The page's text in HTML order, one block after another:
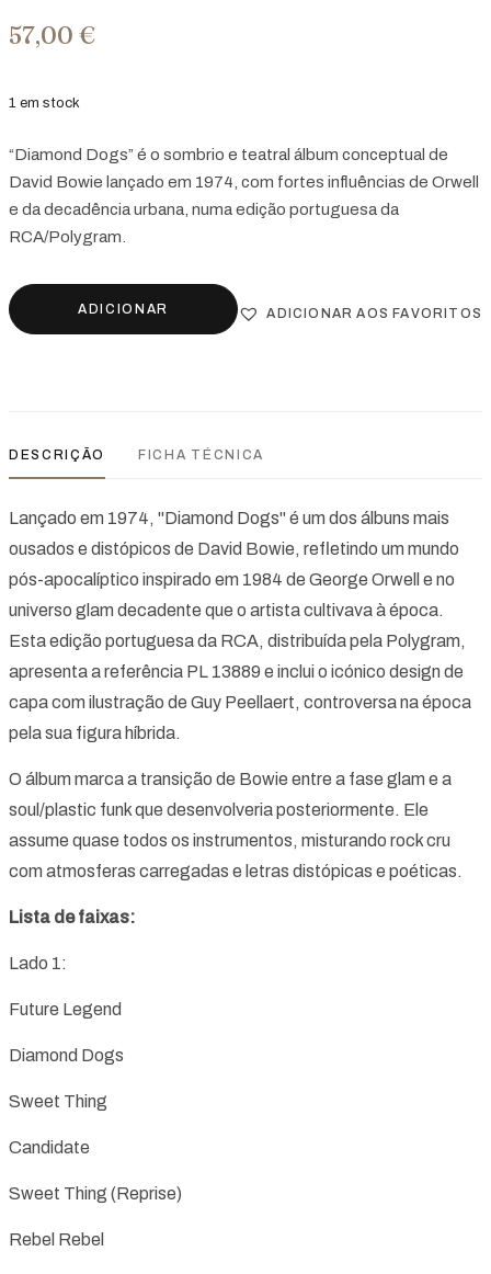
57,00 €
1 em stock
“Diamond Dogs” é o sombrio e teatral álbum conceptual de
David Bowie lançado em 1974, com fortes influências de Orwell
e da decadência urbana, numa edição portuguesa da
RCA/Polygram.
ADICIONAR ADICIONAR AOS FAVORITOS
DESCRIÇÃO FICHA TÉCNICA
Lançado em 1974, "Diamond Dogs" é um dos álbuns mais
ousados e distópicos de David Bowie, refletindo um mundo
pós-apocalíptico inspirado em 1984 de George Orwell e no
universo glam decadente que o artista cultivava à época.
Esta edição portuguesa da RCA, distribuída pela Polygram,
apresenta a referência PL 13889 e inclui o icónico design de
capa com ilustração de Guy Peellaert, controversa na época
pela sua figura híbrida.
O álbum marca a transição de Bowie entre a fase glam e a
soul/plastic funk que desenvolveria posteriormente. Ele
assume quase todos os instrumentos, misturando rock cru
com atmosferas carregadas e letras distópicas e poéticas.
Lista de faixas:
Lado 1:
Future Legend
Diamond Dogs
Sweet Thing
Candidate
Sweet Thing (Reprise)
Rebel Rebel